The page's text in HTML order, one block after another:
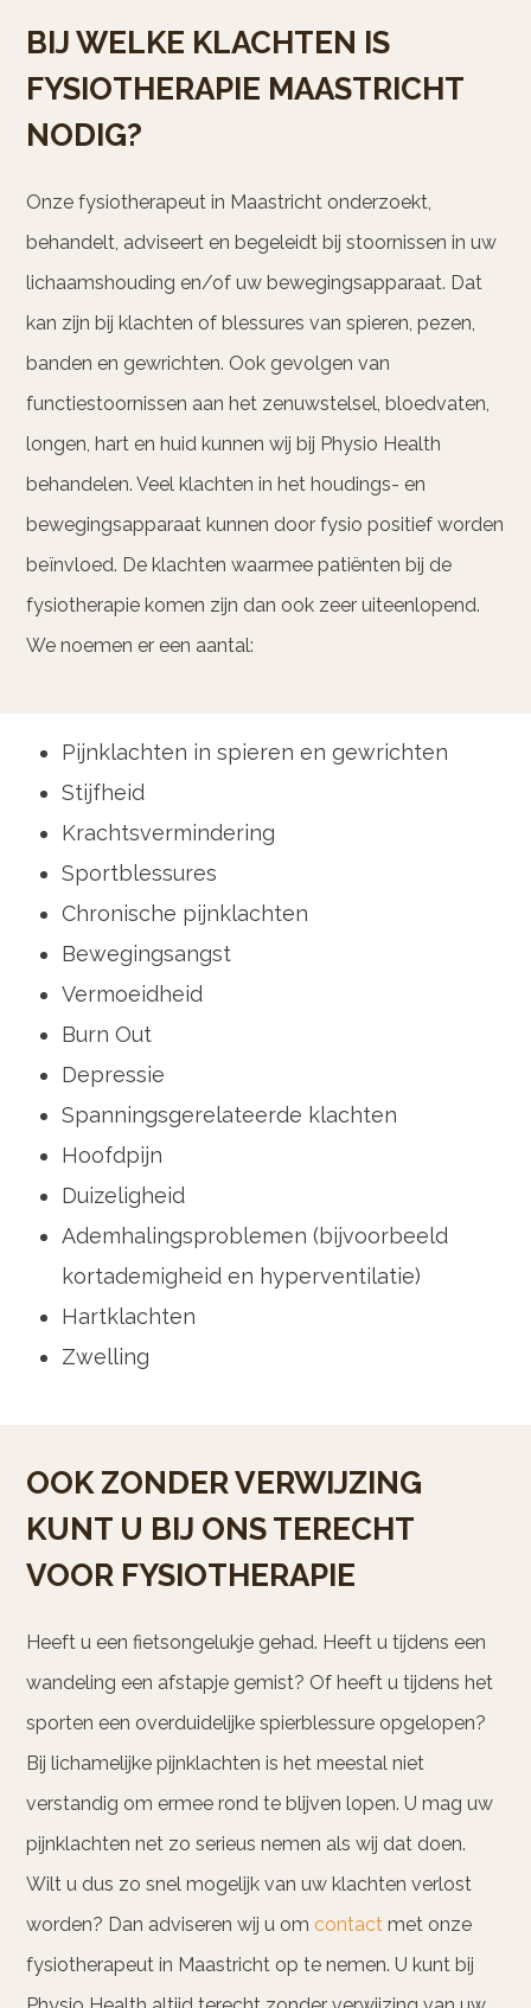
BIJ WELKE KLACHTEN IS
FYSIOTHERAPIE MAASTRICHT
NODIG?
Onze fysiotherapeut in Maastricht onderzoekt,
behandelt, adviseert en begeleidt bij stoornissen in uw
lichaamshouding en/of uw bewegingsapparaat. Dat
kan zijn bij klachten of blessures van spieren, pezen,
banden en gewrichten. Ook gevolgen van
functiestoornissen aan het zenuwstelsel, bloedvaten,
longen, hart en huid kunnen wij bij Physio Health
behandelen. Veel klachten in het houdings- en
bewegingsapparaat kunnen door fysio positief worden
beïnvloed. De klachten waarmee patiënten bij de
fysiotherapie komen zijn dan ook zeer uiteenlopend.
We noemen er een aantal:
Pijnklachten in spieren en gewrichten
Stijfheid
Krachtsvermindering
Sportblessures
Chronische pijnklachten
Bewegingsangst
Vermoeidheid
Burn Out
Depressie
Spanningsgerelateerde klachten
Hoofdpijn
Duizeligheid
Ademhalingsproblemen (bijvoorbeeld
kortademigheid en hyperventilatie)
Hartklachten
Zwelling
OOK ZONDER VERWIJZING
KUNT U BIJ ONS TERECHT
VOOR FYSIOTHERAPIE
Heeft u een fietsongelukje gehad. Heeft u tijdens een
wandeling een afstapje gemist? Of heeft u tijdens het
sporten een overduidelijke spierblessure opgelopen?
Bij lichamelijke pijnklachten is het meestal niet
verstandig om ermee rond te blijven lopen. U mag uw
pijnklachten net zo serieus nemen als wij dat doen.
Wilt u dus zo snel mogelijk van uw klachten verlost
worden? Dan adviseren wij u om contact met onze
fysiotherapeut in Maastricht op te nemen. U kunt bij